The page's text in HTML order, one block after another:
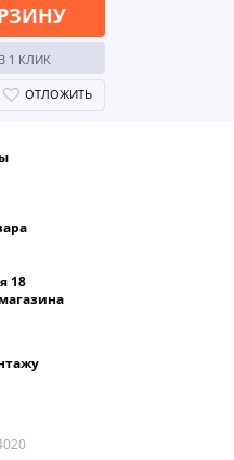
1 КЛИК
ОТЛОЖИТЬ
18